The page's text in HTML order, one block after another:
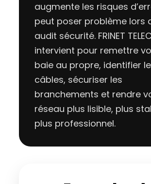
augmente les risques
peut poser problème lors
audit sécurité. FRINET
intervient pour remettre
baie au propre, identifier
câbles, sécuriser les
branchements et rendre
réseau plus lisible, plus
plus professionnel.